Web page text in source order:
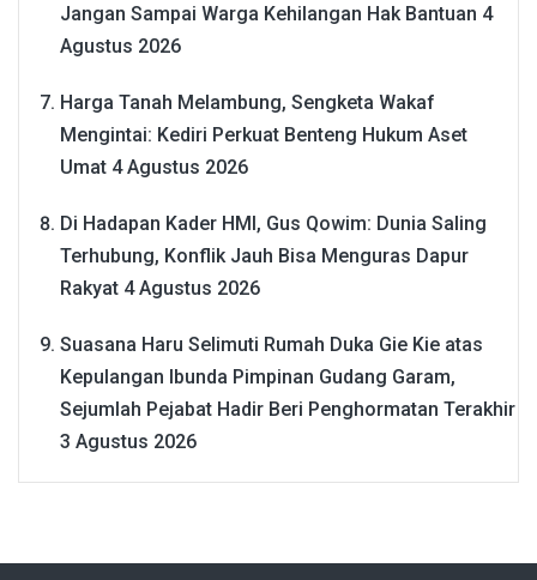
Jangan Sampai Warga Kehilangan Hak Bantuan 4
Agustus 2026
Harga Tanah Melambung, Sengketa Wakaf
Mengintai: Kediri Perkuat Benteng Hukum Aset
Umat 4 Agustus 2026
Di Hadapan Kader HMI, Gus Qowim: Dunia Saling
Terhubung, Konflik Jauh Bisa Menguras Dapur
Rakyat 4 Agustus 2026
Suasana Haru Selimuti Rumah Duka Gie Kie atas
Kepulangan Ibunda Pimpinan Gudang Garam,
Sejumlah Pejabat Hadir Beri Penghormatan Terakhir
3 Agustus 2026